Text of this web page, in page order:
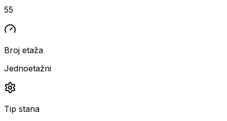
55
Broj etaža
Jednoetažni
Tip stana